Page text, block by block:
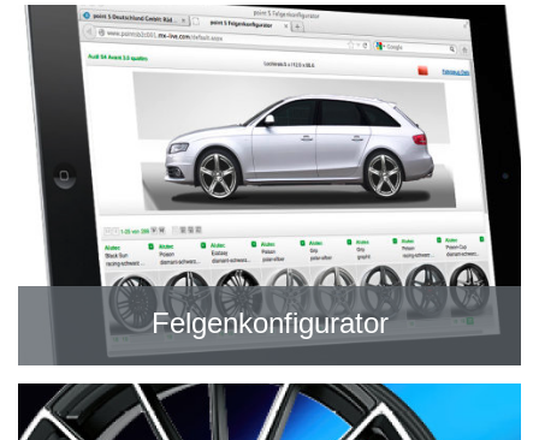
Felgenkonfigurator